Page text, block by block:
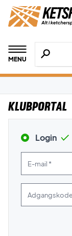
MENU
Søg
Klubportal
Login